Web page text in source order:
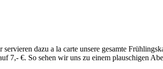
dazu a la carte unsere gesamte
7,- €. So sehen wir uns zu einem plauschigen